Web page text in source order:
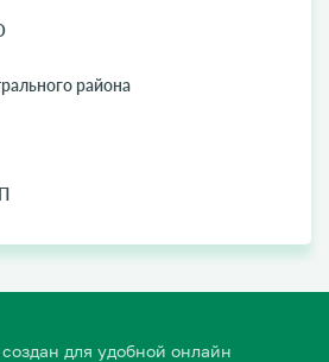
района
для удобной онлайн